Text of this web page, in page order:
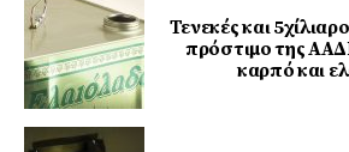
Τενεκές και
πρόστιμο της
καρπό και